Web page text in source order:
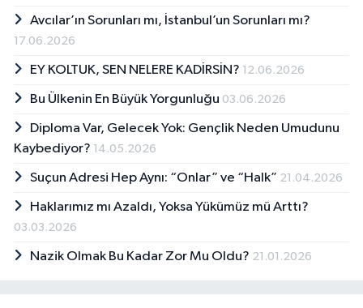
Avcılar’ın Sorunları mı, İstanbul’un Sorunları mı?
17.06.2026
EY KOLTUK, SEN NELERE KADİRSİN? 12.06.2026
Bu Ülkenin En Büyük Yorgunluğu 03.06.2026
Diploma Var, Gelecek Yok: Gençlik Neden Umudunu
Kaybediyor? 14.05.2026
Suçun Adresi Hep Aynı: “Onlar” ve “Halk” 21.04.2026
Haklarımız mı Azaldı, Yoksa Yükümüz mü Arttı?
03.03.2026
Nazik Olmak Bu Kadar Zor Mu Oldu? 21.01.2026